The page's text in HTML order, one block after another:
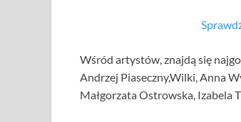
Wśród artystów, znajdą się
Andrzej Piaseczny,Wilki, Anna
Małgorzata Ostrowska, Izabela